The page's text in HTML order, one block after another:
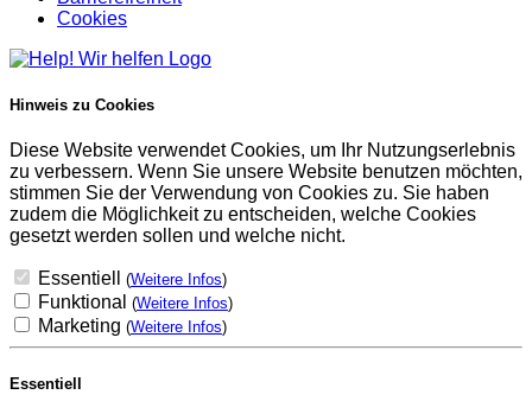
Cookies
Hinweis zu Cookies
Diese Website verwendet Cookies, um Ihr Nutzungserlebnis
zu verbessern. Wenn Sie unsere Website benutzen möchten,
stimmen Sie der Verwendung von Cookies zu. Sie haben
zudem die Möglichkeit zu entscheiden, welche Cookies
gesetzt werden sollen und welche nicht.
Essentiell (Weitere Infos)
Funktional (Weitere Infos)
Marketing (Weitere Infos)
Essentiell